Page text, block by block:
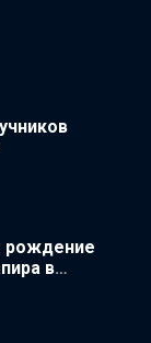
рождение
в
за 14 лет